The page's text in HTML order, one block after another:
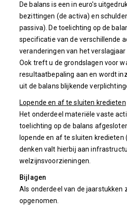
De balans is een in euro's
bezittingen (de activa) en
passiva). De toelichting op de
specificatie van de verschillende
veranderingen van het verslagjaar
Ook treft u de grondslagen voor
resultaatbepaling aan en wordt
uit de balans blijkende
Lopende en af te sluiten kredieten
Het onderdeel materiële vaste
toelichting op de balans
lopende en af te sluiten kredieten
denken valt hierbij aan
welzijnsvoorzieningen.
Bijlagen
Als onderdeel van de jaarstukken
opgenomen.